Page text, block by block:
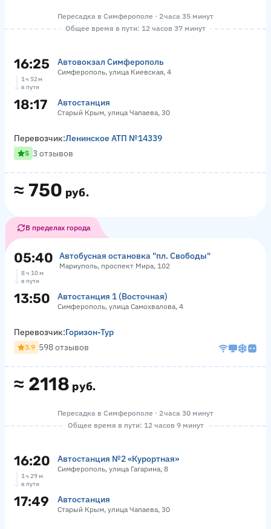
Пересадка в Симферополе · 2 часа 35 минут
Общее время в пути: 12 часов 37 минут
16:25 Автовокзал Симферополь
Симферополь, улица Киевская, 4
1 ч 52 м
в пути
18:17 Автостанция
Старый Крым, улица Чапаева, 30
≈ 750 руб.
Перевозчик:Ленинское АТП №14339
5 3 отзывов
В пределах города
05:40 Автобусная остановка "пл. Свободы"
Мариуполь, проспект Мира, 102
8 ч 10 м
в пути
13:50 Автостанция 1 (Восточная)
Симферополь, улица Самохвалова, 4
≈ 2118 руб.
Перевозчик:Горизон-Тур
3.9 598 отзывов
Пересадка в Симферополе · 2 часа 30 минут
Общее время в пути: 12 часов 9 минут
16:20 Автостанция №2 «Курортная»
Симферополь, улица Гагарина, 8
1 ч 29 м
в пути
17:49 Автостанция
Старый Крым, улица Чапаева, 30